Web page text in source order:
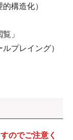
構造化）
」
プレイング）
のでご注意く